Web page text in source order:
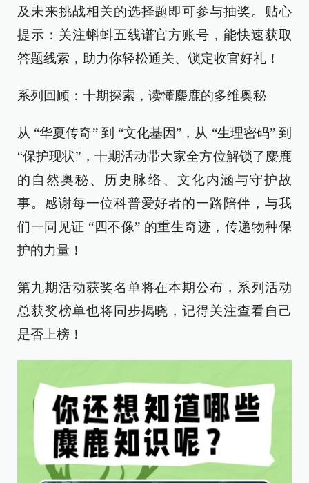
及未来挑战相关的选择题即可参与抽奖。贴心
提示：关注蝌蚪五线谱官方账号，能快速获取
答题线索，助力你轻松通关、锁定收官好礼！
系列回顾：十期探索，读懂麋鹿的多维奥秘
从 “华夏传奇” 到 “文化基因”，从 “生理密码” 到
“保护现状”，十期活动带大家全方位解锁了麋鹿
的自然奥秘、历史脉络、文化内涵与守护故
事。感谢每一位科普爱好者的一路陪伴，与我
们一同见证 “四不像” 的重生奇迹，传递物种保
护的力量！
第九期活动获奖名单将在本期公布，系列活动
总获奖榜单也将同步揭晓，记得关注查看自己
是否上榜！